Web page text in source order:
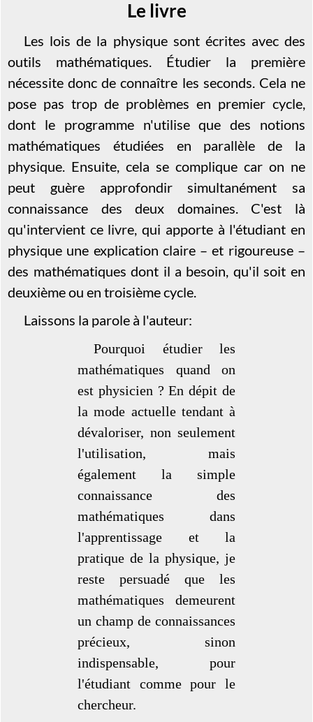
Le livre
Les lois de la physique sont écrites avec des
outils mathématiques. Étudier la première
nécessite donc de connaître les seconds. Cela ne
pose pas trop de problèmes en premier cycle,
dont le programme n'utilise que des notions
mathématiques étudiées en parallèle de la
physique. Ensuite, cela se complique car on ne
peut guère approfondir simultanément sa
connaissance des deux domaines. C'est là
qu'intervient ce livre, qui apporte à l'étudiant en
physique une explication claire – et rigoureuse –
des mathématiques dont il a besoin, qu'il soit en
deuxième ou en troisième cycle.
Laissons la parole à l'auteur:
Pourquoi étudier les
mathématiques quand on
est physicien ? En dépit de
la mode actuelle tendant à
dévaloriser, non seulement
l'utilisation, mais
également la simple
connaissance des
mathématiques dans
l'apprentissage et la
pratique de la physique, je
reste persuadé que les
mathématiques demeurent
un champ de connaissances
précieux, sinon
indispensable, pour
l'étudiant comme pour le
chercheur.